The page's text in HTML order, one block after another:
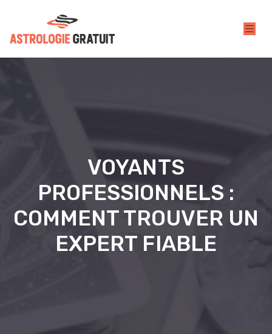
VOYANTS
PROFESSIONNELS :
COMMENT TROUVER UN
EXPERT FIABLE